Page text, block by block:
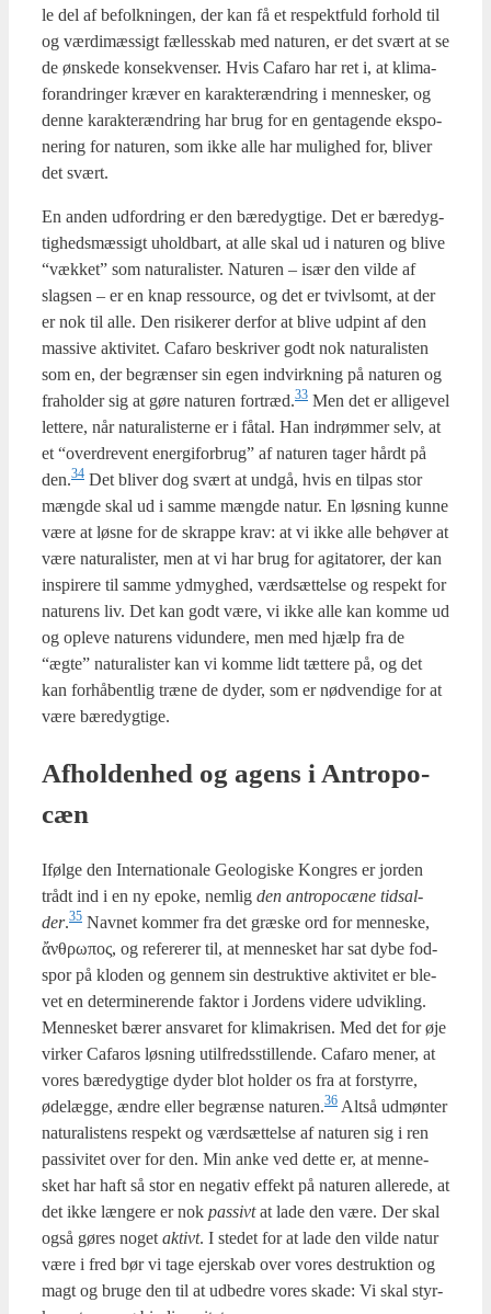
le del af befolk­nin­gen, der kan få et respekt­fuld for­hold til
og vær­di­mæs­sigt fæl­les­skab med natu­ren, er det svært at se
de ønske­de kon­se­kven­ser. Hvis Cafa­ro har ret i, at kli­ma­
for­an­drin­ger kræ­ver en karak­teræn­dring i men­ne­sker, og
den­ne karak­teræn­dring har brug for en gen­ta­gen­de eks­po­
ne­ring for natu­ren, som ikke alle har mulig­hed for, bli­ver
det svært.
En anden udfor­dring er den bære­dyg­ti­ge. Det er bære­dyg­
tig­heds­mæs­sigt uhold­bart, at alle skal ud i natu­ren og bli­ve
“væk­ket” som natu­ra­li­ster. Natu­ren – især den vil­de af
slagsen – er en knap res­sour­ce, og det er tvivl­s­omt, at der
er nok til alle. Den risi­ke­rer der­for at bli­ve udpint af den
mas­si­ve akti­vi­tet. Cafa­ro beskri­ver godt nok natu­ra­li­sten
som en, der begræn­ser sin egen ind­virk­ning på natu­ren og
fra­hol­der sig at gøre natu­ren fortræd.33 Men det er alli­ge­vel
let­te­re, når natu­ra­li­ster­ne er i fåtal. Han indrøm­mer selv, at
et “over­dre­vent ener­gi­for­brug” af natu­ren tager hårdt på
den.34 Det bli­ver dog svært at und­gå, hvis en til­pas stor
mæng­de skal ud i sam­me mæng­de natur. En løs­ning kun­ne
være at løs­ne for de skrap­pe krav: at vi ikke alle behø­ver at
være natu­ra­li­ster, men at vi har brug for agi­ta­to­rer, der kan
inspi­re­re til sam­me ydmyg­hed, værds­æt­tel­se og respekt for
natu­rens liv. Det kan godt være, vi ikke alle kan kom­me ud
og ople­ve natu­rens vidun­de­re, men med hjælp fra de
“ægte” natu­ra­li­ster kan vi kom­me lidt tæt­te­re på, og det
kan for­hå­bent­lig træ­ne de dyder, som er nød­ven­di­ge for at
være bære­dyg­ti­ge.
Afhol­den­hed og agens i Antro­po­
cæn
Iføl­ge den Inter­na­tio­na­le Geo­lo­gi­ske Kon­gres er jor­den
trå­dt ind i en ny epo­ke, nem­lig den antro­po­cæ­ne tidsal­
der.35 Nav­net kom­mer fra det græ­ske ord for men­ne­ske,
ἄνθρωπος, og refe­re­rer til, at men­ne­sket har sat dybe fod­
spor på klo­den og gen­nem sin destruk­ti­ve akti­vi­tet er ble­
vet en deter­mi­ne­ren­de fak­tor i Jor­dens vide­re udvik­ling.
Men­ne­sket bærer ansva­ret for kli­ma­kri­sen. Med det for øje
vir­ker Cafa­ros løs­ning util­freds­stil­len­de. Cafa­ro mener, at
vores bære­dyg­ti­ge dyder blot hol­der os fra at for­styr­re,
øde­læg­ge, ændre eller begræn­se naturen.36 Alt­så udmønt­er
natu­ra­li­stens respekt og værds­æt­tel­se af natu­ren sig i ren
pas­si­vi­tet over for den. Min anke ved det­te er, at men­ne­
sket har haft så stor en nega­tiv effekt på natu­ren alle­re­de, at
det ikke læn­ge­re er nok pas­sivtat lade den være. Der skal
også gøres noget aktivt. I ste­det for at lade den vil­de natur
være i fred bør vi tage ejer­skab over vores destruk­tion og
magt og bru­ge den til at udbed­re vores ska­de: Vi skal styr­